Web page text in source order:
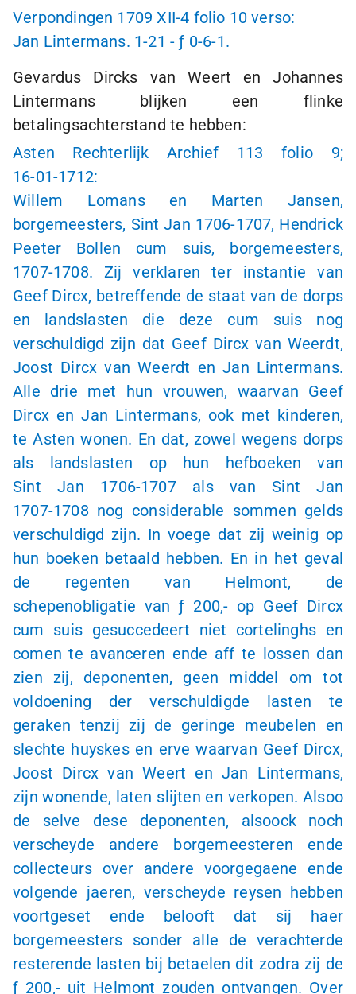
Verpondingen 1709 XII-4 folio 10 verso:
Jan Lintermans. 1-21 -ƒ 0-6-1.
Gevardus Dircks van Weert en Johannes
Lintermans blijken een flinke
betalingsachterstand te hebben:
Asten Rechterlijk Archief 113 folio 9;
16-01-1712:
Willem Lomans en Marten Jansen,
borgemeesters, Sint Jan 1706-1707, Hendrick
Peeter Bollen cum suis, borgemeesters,
1707-1708. Zij verklaren ter instantie van
Geef Dircx, betreffende de staat van de dorps
en landslasten die deze cum suis nog
verschuldigd zijn dat Geef Dircx van Weerdt,
Joost Dircx van Weerdt en Jan Lintermans.
Alle drie met hun vrouwen, waarvan Geef
Dircx en Jan Lintermans, ook met kinderen,
te Asten wonen. En dat, zowel wegens dorps
als landslasten op hun hefboeken van
Sint Jan
1706-1707als vanSint Jan
1707-1708 nog considerable sommen gelds
verschuldigd zijn. In voege dat zij weinig op
hun boeken betaald hebben. En in het geval
de regenten van Helmont, de
schepenobligatie vanƒ 200,- op Geef Dircx
cum suis gesuccedeert niet cortelinghs en
comen te avanceren ende aff te lossen dan
zien zij, deponenten, geen middel om tot
voldoening der verschuldigde lasten te
geraken tenzij zij de geringe meubelen en
slechte huyskes en erve waarvan Geef Dircx,
Joost Dircx van Weert en Jan Lintermans,
zijn wonende, laten slijten en verkopen. Alsoo
de selve dese deponenten, alsoock noch
verscheyde andere borgemeesteren ende
collecteurs over andere voorgegaene ende
volgende jaeren, verscheyde reysen hebben
voortgeset ende belooft dat sij haer
borgemeesters sonder alle de verachterde
resterende lasten bij betaelen dit zodra zij de
ƒ 200,- uit Helmont zouden ontvangen. Over